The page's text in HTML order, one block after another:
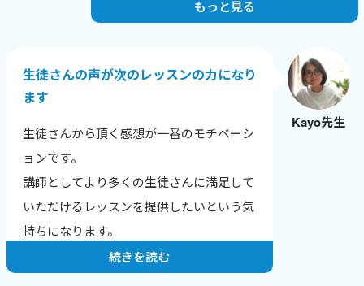
もっと見る
Kayo先生
生徒さんの声が次のレッスンの力になり
ます
生徒さんから頂く感想が一番のモチベーシ
ョンです。
講師としてより多くの生徒さんに満足して
いただけるレッスンを提供したいという気
持ちになります。
続きを読む